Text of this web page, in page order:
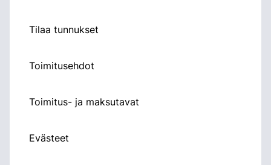
Tilaa tunnukset
Toimitusehdot
Toimitus- ja maksutavat
Evästeet